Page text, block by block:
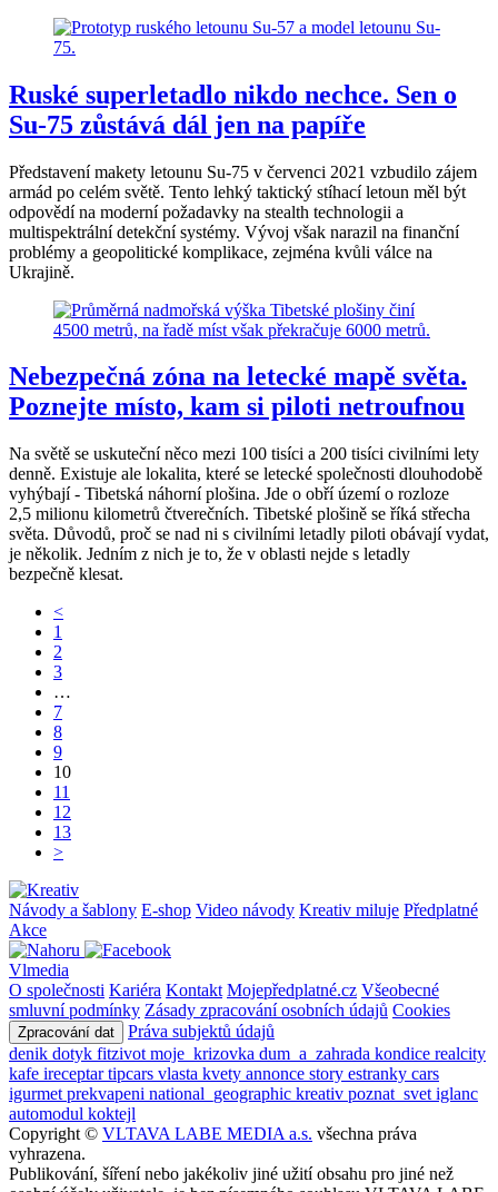
Ruské superletadlo nikdo nechce. Sen o
Su-75 zůstává dál jen na papíře
Představení makety letounu Su-75 v červenci 2021 vzbudilo zájem
armád po celém světě. Tento lehký taktický stíhací letoun měl být
odpovědí na moderní požadavky na stealth technologii a
multispektrální detekční systémy. Vývoj však narazil na finanční
problémy a geopolitické komplikace, zejména kvůli válce na
Ukrajině.
Nebezpečná zóna na letecké mapě světa.
Poznejte místo, kam si piloti netroufnou
Na světě se uskuteční něco mezi 100 tisíci a 200 tisíci civilními lety
denně. Existuje ale lokalita, které se letecké společnosti dlouhodobě
vyhýbají - Tibetská náhorní plošina. Jde o obří území o rozloze
2,5 milionu kilometrů čtverečních. Tibetské plošině se říká střecha
světa. Důvodů, proč se nad ni s civilními letadly piloti obávají vydat,
je několik. Jedním z nich je to, že v oblasti nejde s letadly
bezpečně klesat.
<
1
2
3
…
7
8
9
10
11
12
13
>
Návody a šablony E-shop Video návody Kreativ miluje Předplatné
Akce
Vlmedia
O společnosti Kariéra Kontakt Mojepředplatné.cz Všeobecné
smluvní podmínky Zásady zpracování osobních údajů Cookies
Zpracování dat
Práva subjektů údajů
denik dotyk fitzivot moje_krizovka dum_a_zahrada kondice realcity
kafe ireceptartipcars vlasta kvety annonce story estranky cars
igurmet prekvapeni national_geographic kreativ poznat_svet iglanc
automodul koktejl
Copyright © VLTAVA LABE MEDIA a.s. všechna práva
vyhrazena.
Publikování, šíření nebo jakékoliv jiné užití obsahu pro jiné než